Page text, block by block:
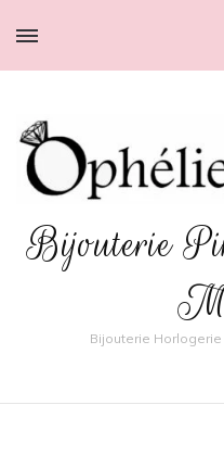
Bijouterie
Bijouterie